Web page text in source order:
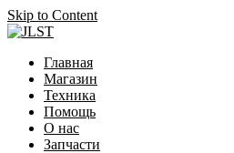
Skip to Content
Главная
Магазин
Техника
Помощь
О нас
Запчасти